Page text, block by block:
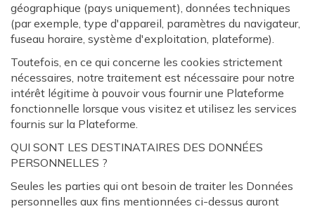
géographique (pays uniquement), données techniques
(par exemple, type d'appareil, paramètres du navigateur,
fuseau horaire, système d'exploitation, plateforme).
Toutefois, en ce qui concerne les cookies strictement
nécessaires, notre traitement est nécessaire pour notre
intérêt légitime à pouvoir vous fournir une Plateforme
fonctionnelle lorsque vous visitez et utilisez les services
fournis sur la Plateforme.
QUI SONT LES DESTINATAIRES DES DONNÉES
PERSONNELLES ?
Seules les parties qui ont besoin de traiter les Données
personnelles aux fins mentionnées ci-dessus auront